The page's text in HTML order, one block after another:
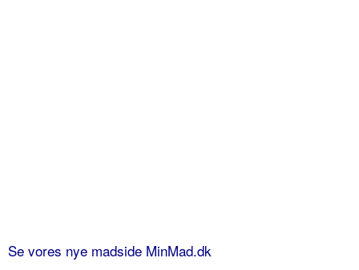
Se vores nye madside MinMad.dk